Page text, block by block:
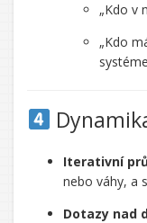
„Kdo v
„Kdo
Iterativní
nebo váhy, a
Dotazy nad